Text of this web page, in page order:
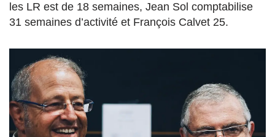
les LR est de 18 semaines, Jean Sol comptabilise
31 semaines d’activité et François Calvet 25.